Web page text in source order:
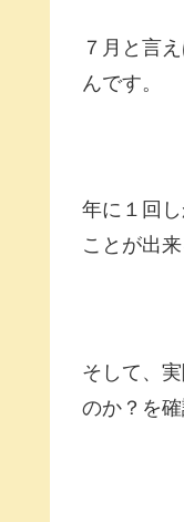
７月と言
んです。
年に１回
ことが出
そして、
のか？を確